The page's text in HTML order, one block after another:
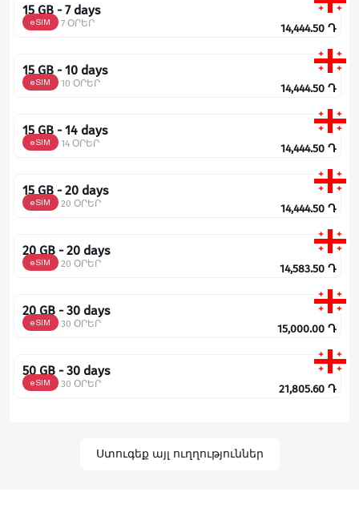
15 GB - 7 days
eSIM 7 ՕՐԵՐ 14,444.50 Դ
15 GB - 10 days
eSIM 10 ՕՐԵՐ 14,444.50 Դ
15 GB - 14 days
eSIM 14 ՕՐԵՐ 14,444.50 Դ
15 GB - 20 days
eSIM 20 ՕՐԵՐ 14,444.50 Դ
20 GB - 20 days
eSIM 20 ՕՐԵՐ 14,583.50 Դ
20 GB - 30 days
eSIM 30 ՕՐԵՐ 15,000.00 Դ
50 GB - 30 days
eSIM 30 ՕՐԵՐ 21,805.60 Դ
Ստուգեք այլ ուղղություններ